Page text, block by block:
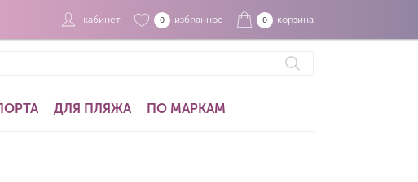
кабинет 0 избранное 0 корзина
ДЛЯ ПЛЯЖА ПО МАРКАМ